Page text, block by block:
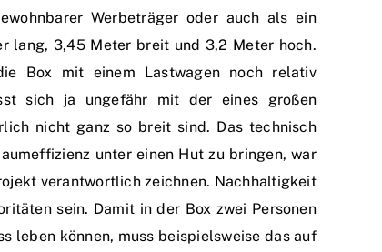
Werbeträger oder auch als ein
lang, 3,45 Meter breit und 3,2 Meter hoch.
Box mit einem Lastwagen noch relativ
sich ja ungefähr mit der eines großen
nicht ganz so breit sind. Das technisch
unter einen Hut zu bringen, war
verantwortlich zeichnen. Nachhaltigkeit
sein. Damit in der Box zwei Personen
leben können, muss beispielsweise das auf